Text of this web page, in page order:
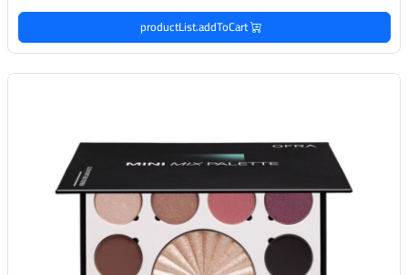
productList.addToCart